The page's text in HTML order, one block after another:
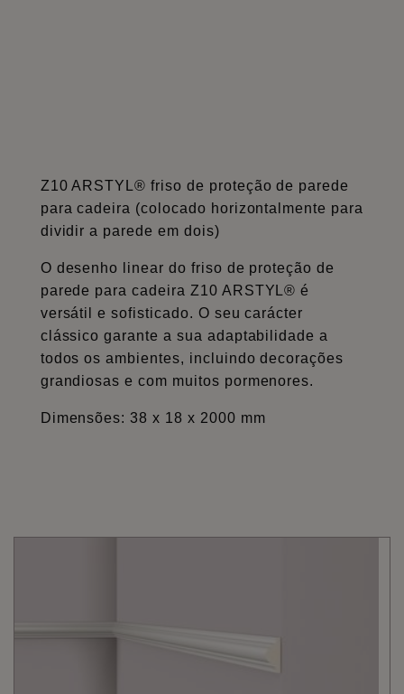
Z10 ARSTYL® friso de proteção de parede
para cadeira (colocado horizontalmente para
dividir a parede em dois)
O desenho linear do friso de proteção de
parede para cadeira Z10 ARSTYL® é
versátil e sofisticado. O seu carácter
clássico garante a sua adaptabilidade a
todos os ambientes, incluindo decorações
grandiosas e com muitos pormenores.
Dimensões: 38 x 18 x 2000 mm